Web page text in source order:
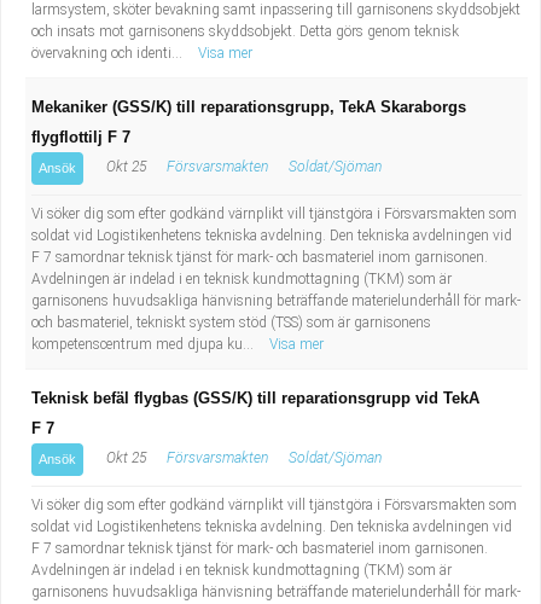
larmsystem, sköter bevakning samt inpassering till garnisonens skyddsobjekt
och insats mot garnisonens skyddsobjekt. Detta görs genom teknisk
övervakning och identi...
Visa mer
Mekaniker (GSS/K) till reparationsgrupp, TekA Skaraborgs
flygflottilj F 7
Ansök Okt 25 Försvarsmakten Soldat/Sjöman
Vi söker dig som efter godkänd värnplikt vill tjänstgöra i Försvarsmakten som
soldat vid Logistikenhetens tekniska avdelning. Den tekniska avdelningen vid
F 7 samordnar teknisk tjänst för mark- och basmateriel inom garnisonen.
Avdelningen är indelad i en teknisk kundmottagning (TKM) som är
garnisonens huvudsakliga hänvisning beträffande materielunderhåll för mark-
och basmateriel, tekniskt system stöd (TSS) som är garnisonens
kompetenscentrum med djupa ku...
Visa mer
Teknisk befäl flygbas (GSS/K) till reparationsgrupp vid TekA
F 7
Ansök Okt 25 Försvarsmakten Soldat/Sjöman
Vi söker dig som efter godkänd värnplikt vill tjänstgöra i Försvarsmakten som
soldat vid Logistikenhetens tekniska avdelning. Den tekniska avdelningen vid
F 7 samordnar teknisk tjänst för mark- och basmateriel inom garnisonen.
Avdelningen är indelad i en teknisk kundmottagning (TKM) som är
garnisonens huvudsakliga hänvisning beträffande materielunderhåll för mark-